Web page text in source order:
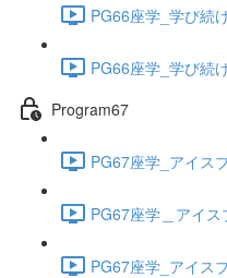
PG66座学_学び続
PG66座学_学び続
Program67
PG67座学_アイス
PG67座学＿アイ
PG67座学_アイス